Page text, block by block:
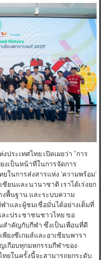
ระเทศไทย เปิดเผยว่า “การ
งเป็นหน้าที่ในการจัดการ
ในการส่งสารแห่ง ‘ความพร้อม’
ซียนและนานาชาติ เราได้เร่งยก
พื้นฐาน และระบบความ
าและผู้ชมเชื่อมั่นได้อย่างเต็มที่
ะประชาชนชาวไทย ขอ
ำคัญกับกีฬา ซึ่งเป็นเพื่อนที่ดี
ยงซีเกมส์และอาเซียนพารา
เกือบทุกมหกรรมกีฬาของ
ทยในครั้งนี้จะสามารถยกระดับ